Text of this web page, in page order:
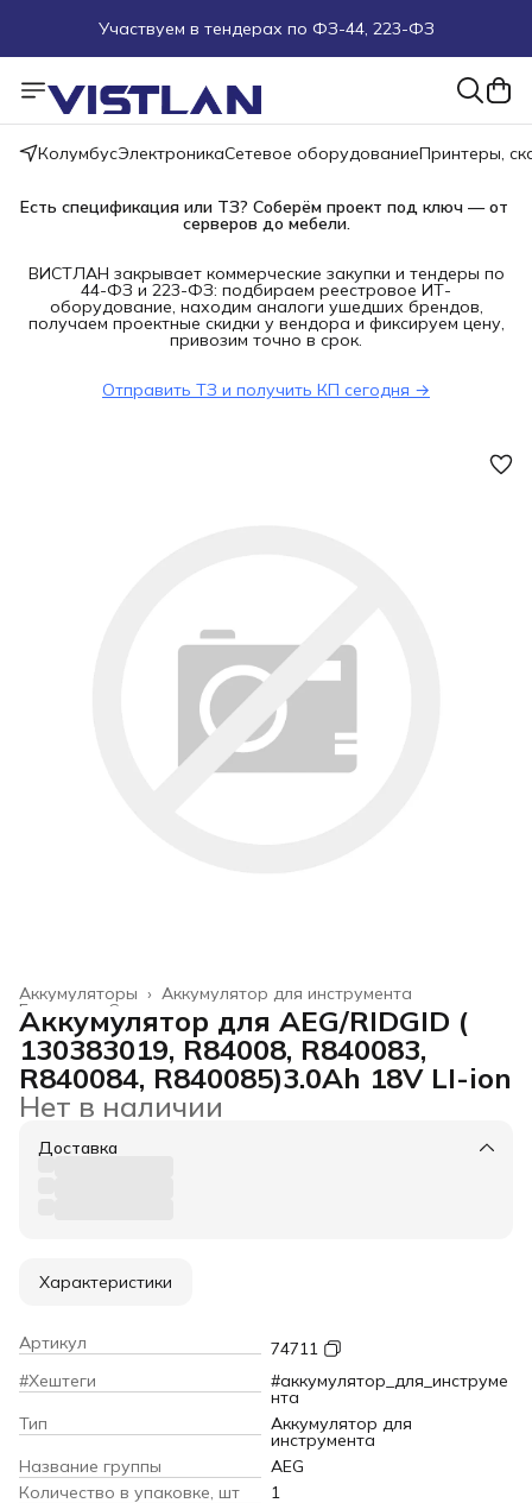
Участвуем в тендерах по ФЗ-44, 223-ФЗ
Поможем подобрать оборудование под ТЗ
Пуско-наладочные работы
Пришлите запрос на e-mail или в чат
КолумбусЭлектроникаСетевое оборудованиеПринтеры,
Есть спецификация или ТЗ? Соберём проект под ключ — от
серверов до мебели.
ВИСТЛАН закрывает коммерческие закупки и тендеры по
44-ФЗ и 223-ФЗ: подбираем реестровое ИТ-
оборудование, находим аналоги ушедших брендов,
получаем проектные скидки у вендора и фиксируем цену,
привозим точно в срок.
Отправить ТЗ и получить КП сегодня →
Аккумулятор для инструмента
Аккумуляторы ›
Строительство и ремонт ›
Главная
Аккумулятор для AEG/RIDGID (
130383019, R84008, R840083,
R840084, R840085)3.0Ah 18V LI-ion
Нет в наличии
Доставка
Характеристики
Артикул
74711
#Хештеги
#аккумулятор_для_инструме
нта
Тип
Аккумулятор для
инструмента
Название группы
AEG
Количество в упаковке, шт
1